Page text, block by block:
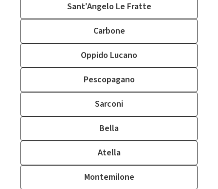
Sant'Angelo Le Fratte
Carbone
Oppido Lucano
Pescopagano
Sarconi
Bella
Atella
Montemilone